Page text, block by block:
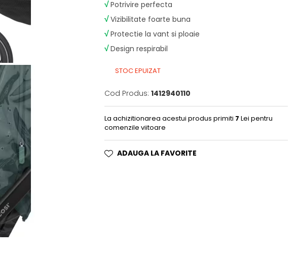
√Potrivire perfecta
√Vizibilitate foarte buna
√Protectie la vant si ploaie
√Design respirabil
STOC EPUIZAT
Cod Produs: 1412940110
La achizitionarea acestui produs primiti 7 Lei pentru
comenzile viitoare
ADAUGA LA FAVORITE